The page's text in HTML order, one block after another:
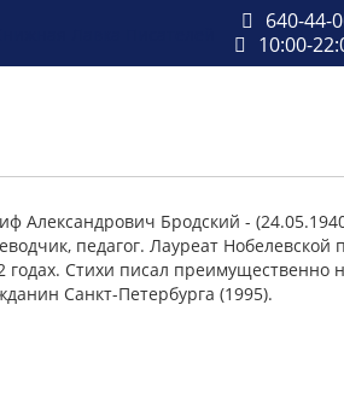
640-44-
10:00-
Александрович Бродский -
педагог. Лауреат
годах. Стихи писал преимущественно
Санкт-Петербурга (1995).